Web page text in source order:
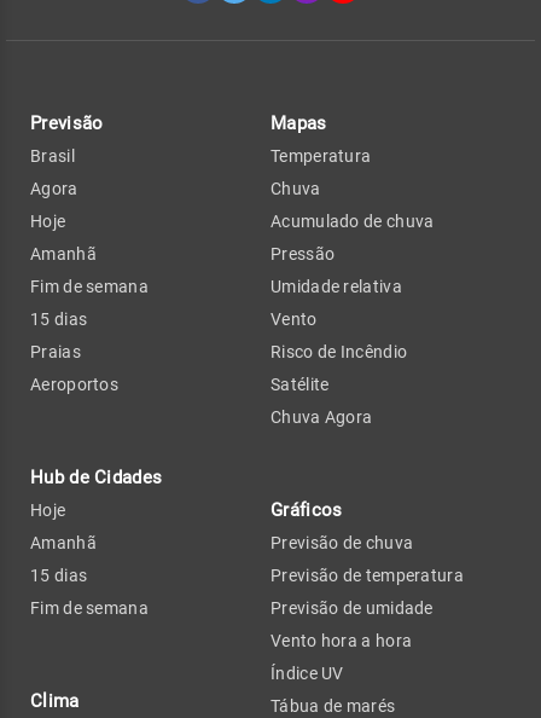
Previsão
Brasil
Agora
Hoje
Amanhã
Fim de semana
15 dias
Praias
Aeroportos
Hub de Cidades
Hoje
Amanhã
15 dias
Fim de semana
Clima
Mapas
Temperatura
Chuva
Acumulado de chuva
Pressão
Umidade relativa
Vento
Risco de Incêndio
Satélite
Chuva Agora
Gráficos
Previsão de chuva
Previsão de temperatura
Previsão de umidade
Vento hora a hora
Índice UV
Tábua de marés